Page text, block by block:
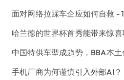
面对网络拉踩车企应如何自救 -
哈兰德的世界杯首秀能带来惊
中国特供车型成趋势，BBA本
手机厂商为何谨慎引入外部AI？